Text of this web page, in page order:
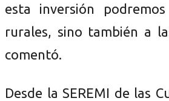
esta inversión
rurales, sino también a
comentó.
Desde la SEREMI de las